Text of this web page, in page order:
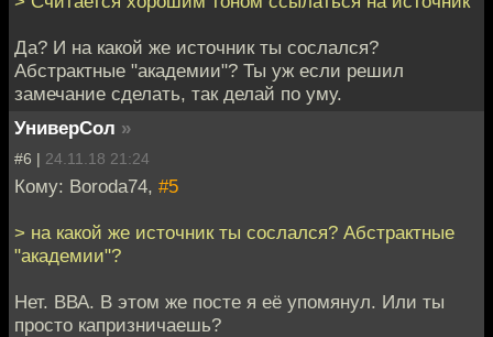
Да? И на какой же источник ты сослался?
Абстрактные "академии"? Ты уж если решил
замечание сделать, так делай по уму.
УниверСол »
#6 | 24.11.18 21:24
Кому: Boroda74, #5
> на какой же источник ты сослался? Абстрактные
"академии"?
Нет. ВВА. В этом же посте я её упомянул. Или ты
просто капризничаешь?